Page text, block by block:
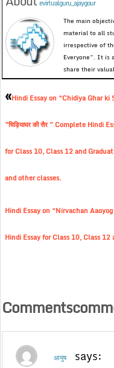
evirtualguru_ajaygour
The main
material to all
irrespective of
Everyone”. It is
share their
«Hindi Essay on “Chidiya Ghar ki
”चिड़ियाघर की सैर ” Complete Hindi
for Class 10, Class 12 and
and other classes.
Hindi Essay on “Nirvachan Aaoyog
Hindi Essay for Class 10, Class
आयुष says: